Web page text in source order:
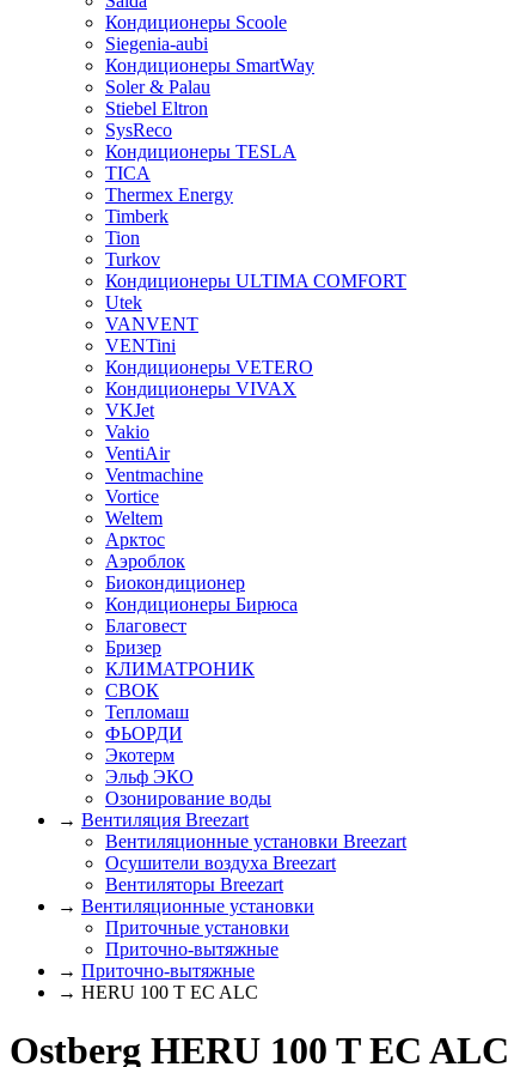
Кондиционеры Scoole
Siegenia-aubi
Кондиционеры SmartWay
Soler & Palau
Stiebel Eltron
SysReco
Кондиционеры TESLA
TICA
Thermex Energy
Timberk
Tion
Turkov
Кондиционеры ULTIMA COMFORT
Utek
VANVENT
VENTini
Кондиционеры VETERO
Кондиционеры VIVAX
VKJet
Vakio
VentiAir
Ventmachine
Vortice
Weltem
Арктос
Аэроблок
Биокондиционер
Кондиционеры Бирюса
Благовест
Бризер
КЛИМАТРОНИК
СВОК
Тепломаш
ФЬОРДИ
Экотерм
Эльф ЭКО
Озонирование воды
→ Вентиляция Breezart
Вентиляционные установки Breezart
Осушители воздуха Breezart
Вентиляторы Breezart
→ Вентиляционные установки
Приточные установки
Приточно-вытяжные
→ Приточно-вытяжные
→ HERU 100 T EC ALC
Ostberg HERU 100 T EC ALC